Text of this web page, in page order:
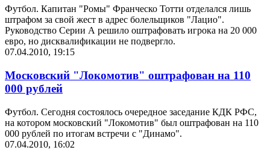
Футбол. Капитан "Ромы" Франческо Тотти отделался лишь
штрафом за свой жест в адрес болельщиков "Лацио".
Руководство Серии А решило оштрафовать игрока на 20 000
евро, но дисквалификации не подвергло.
07.04.2010, 19:15
Московский "Локомотив" оштрафован на 110
000 рублей
Футбол. Сегодня состоялось очередное заседание КДК РФС,
на котором московский "Локомотив" был оштрафован на 110
000 рублей по итогам встречи с "Динамо".
07.04.2010, 16:02